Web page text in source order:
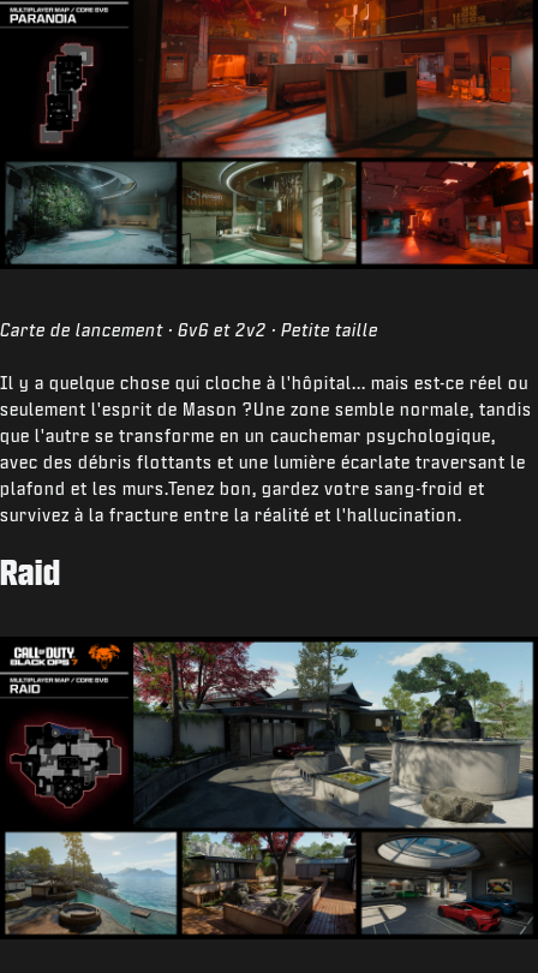
Carte de lancement · 6v6 et 2v2 · Petite taille
Il y a quelque chose qui cloche à l'hôpital... mais est-ce réel ou
seulement l'esprit de Mason ?Une zone semble normale, tandis
que l'autre se transforme en un cauchemar psychologique,
avec des débris flottants et une lumière écarlate traversant le
plafond et les murs.Tenez bon, gardez votre sang-froid et
survivez à la fracture entre la réalité et l'hallucination.
Raid